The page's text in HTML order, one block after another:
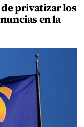
privatizar los
en la